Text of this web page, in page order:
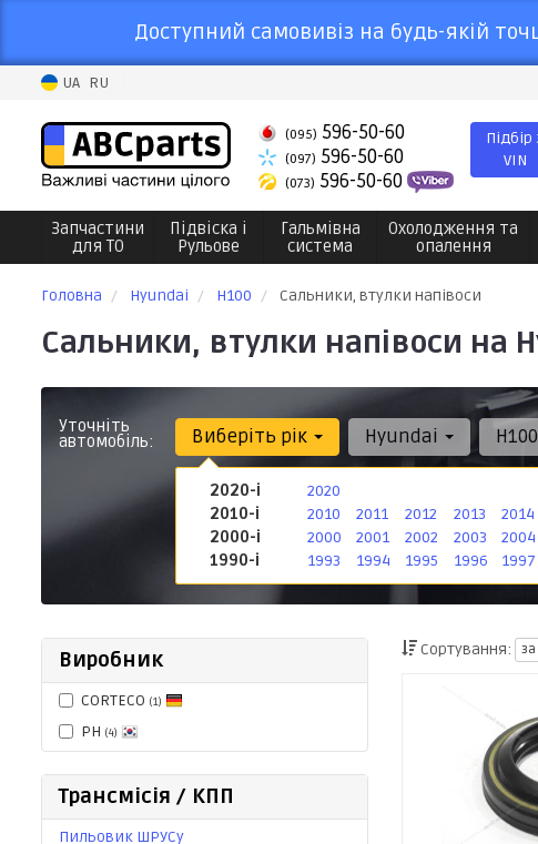
Доступний самовивіз на будь-якій
UA RU
(095) 596-50-60
(097) 596-50-60
(073) 596-50-60
Підбір
VIN
Запчастини
для ТО
Підвіска і
Рульове
Гальмівна
система
Охолодження та
опалення
Головна Hyundai H100 Сальники, втулки напівоси
Сальники, втулки напівоси на
Уточніть
автомобіль: Виберіть рік
2020-і
2020
2010-і
2010 2011 2012 2013 2014
2000-і
2000 2001 2002 2003 2004
1990-і
1993 1994 1995 1996 1997
Hyundai H100
Виробник
CORTECO (1)
PH (4)
Трансмісія / КПП
Пильовик ШРУСу
Сортування: